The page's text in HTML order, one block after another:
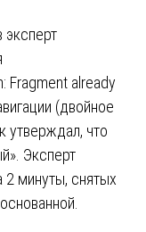
эксперт
Fragment already
(двойное
утверждал, что
Эксперт
2 минуты, снятых